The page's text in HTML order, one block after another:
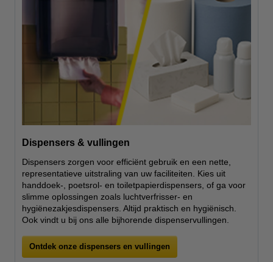
Dispensers & vullingen
Dispensers zorgen voor efficiënt gebruik en een nette,
representatieve uitstraling van uw faciliteiten. Kies uit
handdoek-, poetsrol- en toiletpapierdispensers, of ga voor
slimme oplossingen zoals luchtverfrisser- en
hygiënezakjesdispensers. Altijd praktisch en hygiënisch.
Ook vindt u bij ons alle bijhorende dispenservullingen.
Ontdek onze dispensers en vullingen